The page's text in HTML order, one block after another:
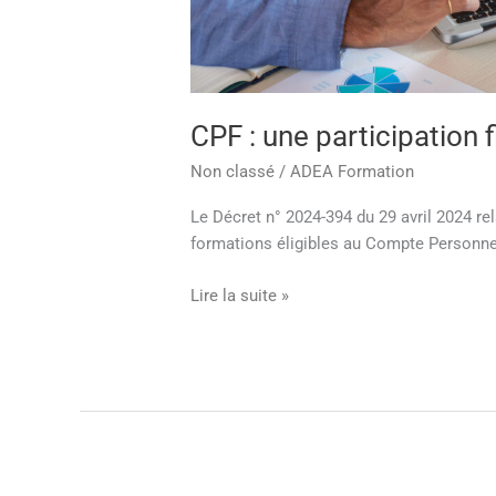
CPF : une participation
Non classé /ADEA Formation
Le Décret n° 2024-394 du 29 avril 2024
formations éligibles au Compte
Lire la suite »